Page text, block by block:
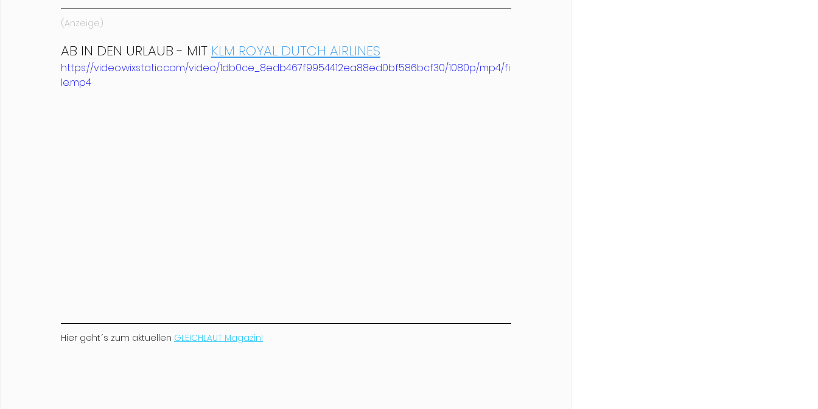
(Anzeige)
AB IN DEN URLAUB - MIT KLM ROYAL DUTCH AIRLINES
https://video.wixstatic.com/video/1db0ce_8edb467f9954412ea88ed0bf586bcf30/1080p/mp4/fi
le.mp4
Hier geht´s zum aktuellen GLEICHLAUT Magazin!